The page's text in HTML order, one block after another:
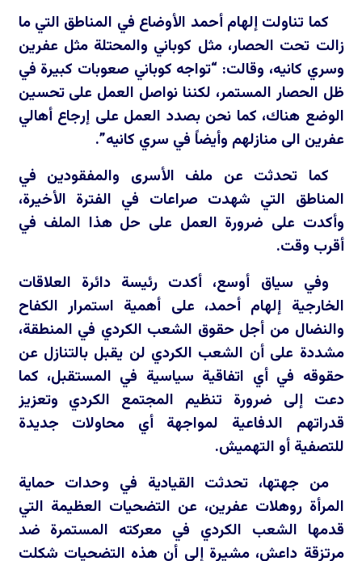
كما تناولت إلهام أحمد الأوضاع في المناطق التي ما
زالت تحت الحصار، مثل كوباني والمحتلة مثل عفرين
وسري كانيه، وقالت: “تواجه كوباني صعوبات كبيرة في
ظل الحصار المستمر، لكننا نواصل العمل على تحسين
الوضع هناك، كما نحن بصدد العمل على إرجاع أهالي
عفرين الى منازلهم وأيضاً في سري كانيه”.
كما تحدثت عن ملف الأسرى والمفقودين في
المناطق التي شهدت صراعات في الفترة الأخيرة،
وأكدت على ضرورة العمل على حل هذا الملف في
أقرب وقت.
وفي سياق أوسع، أكدت رئيسة دائرة العلاقات
الخارجية إلهام أحمد، على أهمية استمرار الكفاح
والنضال من أجل حقوق الشعب الكردي في المنطقة،
مشددة على أن الشعب الكردي لن يقبل بالتنازل عن
حقوقه في أي اتفاقية سياسية في المستقبل، كما
دعت إلى ضرورة تنظيم المجتمع الكردي وتعزيز
قدراتهم الدفاعية لمواجهة أي محاولات جديدة
للتصفية أو التهميش.
من جهتها، تحدثت القيادية في وحدات حماية
المرأة روهلات عفرين، عن التضحيات العظيمة التي
قدمها الشعب الكردي في معركته المستمرة ضد
مرتزقة داعش، مشيرة إلى أن هذه التضحيات شكلت